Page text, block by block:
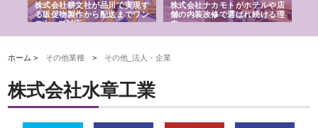
株式会社耕文社が品川で実現す
る販促物製作から配送までワン
ストップ対応
株式会社ナカモトがホテルや店
舗の内装改修で選ばれ続ける理
由
ホーム > その他業種 > その他_法人・企業
株式会社水章工業